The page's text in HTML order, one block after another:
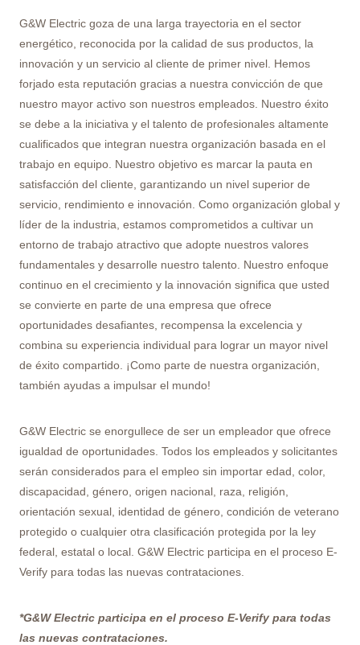
G&W Electric goza de una larga trayectoria en el sector
energético, reconocida por la calidad de sus productos, la
innovación y un servicio al cliente de primer nivel. Hemos
forjado esta reputación gracias a nuestra convicción de que
nuestro mayor activo son nuestros empleados. Nuestro éxito
se debe a la iniciativa y el talento de profesionales altamente
cualificados que integran nuestra organización basada en el
trabajo en equipo. Nuestro objetivo es marcar la pauta en
satisfacción del cliente, garantizando un nivel superior de
servicio, rendimiento e innovación. Como organización global y
líder de la industria, estamos comprometidos a cultivar un
entorno de trabajo atractivo que adopte nuestros valores
fundamentales y desarrolle nuestro talento. Nuestro enfoque
continuo en el crecimiento y la innovación significa que usted
se convierte en parte de una empresa que ofrece
oportunidades desafiantes, recompensa la excelencia y
combina su experiencia individual para lograr un mayor nivel
de éxito compartido. ¡Como parte de nuestra organización,
también ayudas a impulsar el mundo!
G&W Electric se enorgullece de ser un empleador que ofrece
igualdad de oportunidades. Todos los empleados y solicitantes
serán considerados para el empleo sin importar edad, color,
discapacidad, género, origen nacional, raza, religión,
orientación sexual, identidad de género, condición de veterano
protegido o cualquier otra clasificación protegida por la ley
federal, estatal o local. G&W Electric participa en el proceso E-
Verify para todas las nuevas contrataciones.
*G&W Electric participa en el proceso E-Verify para todas
las nuevas contrataciones.